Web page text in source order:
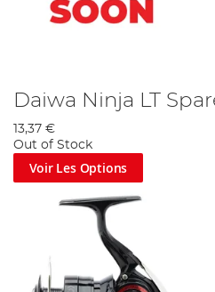
Daiwa Ninja LT
13,37 €
Out of Stock
Voir Les Options